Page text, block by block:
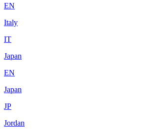
EN
Italy
IT
Japan
EN
Japan
JP
Jordan